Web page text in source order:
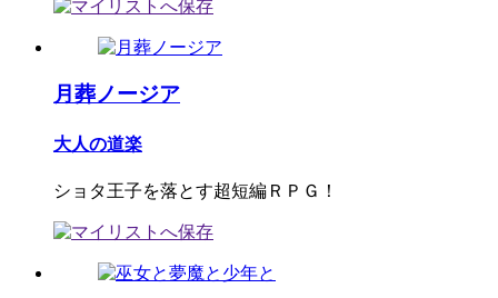
月葬ノージア
大人の道楽
ショタ王子を落とす超短編ＲＰＧ！